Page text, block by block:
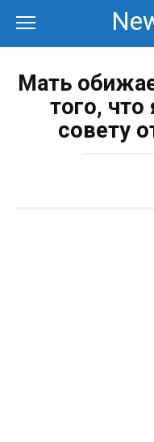
контенту
Мать
того, что
совету